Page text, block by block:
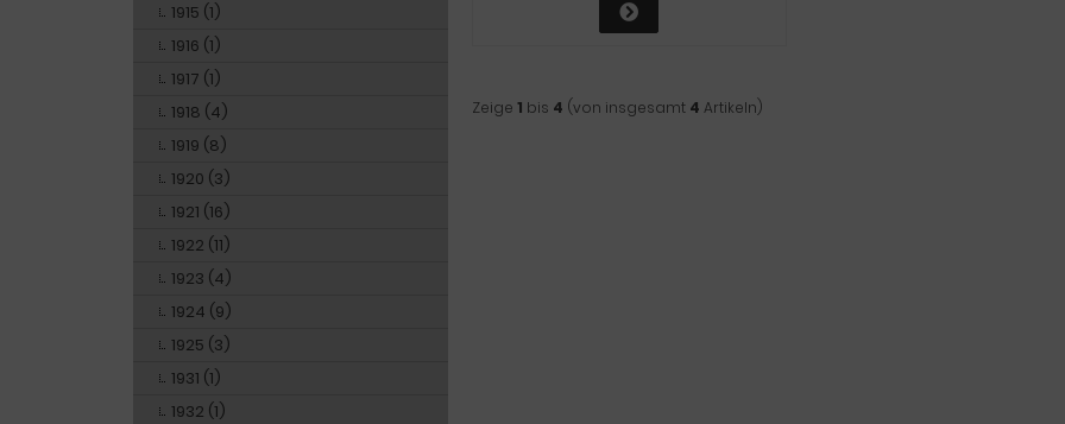
Zeige 1 bis 4 (von insgesamt 4 Artikeln)
1915 (1)
1916 (1)
1917 (1)
1918 (4)
1919 (8)
1920 (3)
1921 (16)
1922 (11)
1923 (4)
1924 (9)
1925 (3)
1931 (1)
1932 (1)